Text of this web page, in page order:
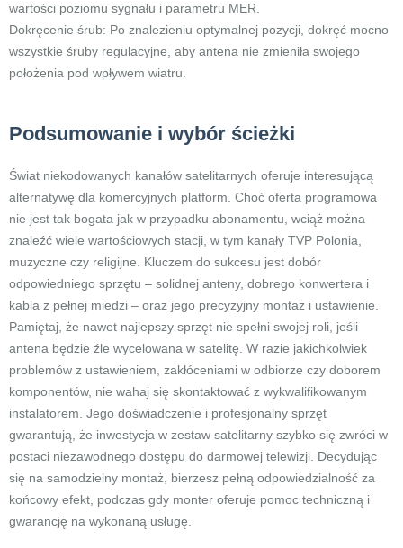
wartości poziomu sygnału i parametru MER.
Dokręcenie śrub: Po znalezieniu optymalnej pozycji, dokręć mocno
wszystkie śruby regulacyjne, aby antena nie zmieniła swojego
położenia pod wpływem wiatru.
Podsumowanie i wybór ścieżki
Świat niekodowanych kanałów satelitarnych oferuje interesującą
alternatywę dla komercyjnych platform. Choć oferta programowa
nie jest tak bogata jak w przypadku abonamentu, wciąż można
znaleźć wiele wartościowych stacji, w tym kanały TVP Polonia,
muzyczne czy religijne. Kluczem do sukcesu jest dobór
odpowiedniego sprzętu – solidnej anteny, dobrego konwertera i
kabla z pełnej miedzi – oraz jego precyzyjny montaż i ustawienie.
Pamiętaj, że nawet najlepszy sprzęt nie spełni swojej roli, jeśli
antena będzie źle wycelowana w satelitę. W razie jakichkolwiek
problemów z ustawieniem, zakłóceniami w odbiorze czy doborem
komponentów, nie wahaj się skontaktować z wykwalifikowanym
instalatorem. Jego doświadczenie i profesjonalny sprzęt
gwarantują, że inwestycja w zestaw satelitarny szybko się zwróci w
postaci niezawodnego dostępu do darmowej telewizji. Decydując
się na samodzielny montaż, bierzesz pełną odpowiedzialność za
końcowy efekt, podczas gdy monter oferuje pomoc techniczną i
gwarancję na wykonaną usługę.